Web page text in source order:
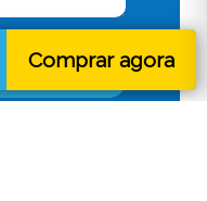
Comprar agora